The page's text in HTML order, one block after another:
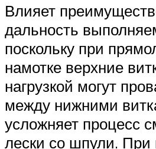
Влияет
дальность
поскольку при
намотке верхние
нагрузкой могут
между нижними
усложняет процесс
лески со шпули. При